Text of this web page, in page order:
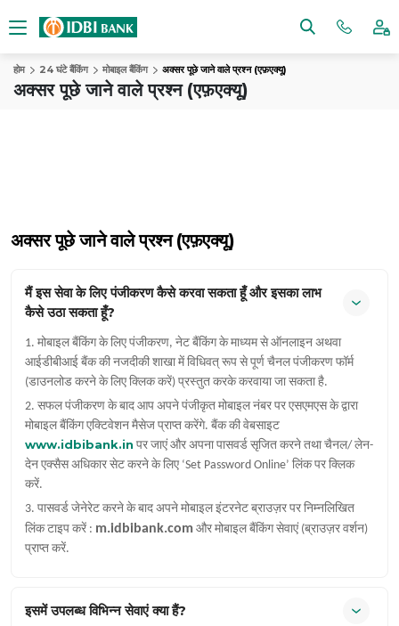
होम 24 घंटे बैंकिंग मोबाइल बैंकिंग अक्सर पूछे जाने वाले प्रश्न (एफ़एक्यू)
अक्सर पूछे जाने वाले प्रश्न (एफ़एक्यू)
अक्सर पूछे जाने वाले प्रश्न (एफ़एक्यू)
मैं इस सेवा के लिए पंजीकरण कैसे करवा सकता हूँ और इसका लाभ
कैसे उठा सकता हूँ?
1. मोबाइल बैंकिंग के लिए पंजीकरण, नेट बैंकिंग के माध्यम से ऑनलाइन अथवा
आईडीबीआई बैंक की नजदीकी शाखा में विधिवत् रूप से पूर्ण चैनल पंजीकरण फॉर्म
(डाउनलोड करने के लिए क्लिक करें) प्रस्तुत करके करवाया जा सकता है.
2. सफल पंजीकरण के बाद आप अपने पंजीकृत मोबाइल नंबर पर एसएमएस के द्वारा
मोबाइल बैंकिंग एक्टिवेशन मैसेज प्राप्त करेंगे. बैंक की वेबसाइट
www.idbibank.in पर जाएं और अपना पासवर्ड सृजित करने तथा चैनल/ लेन-
देन एक्सैस अधिकार सेट करने के लिए ‘Set Password Online’ लिंक पर क्लिक
करें.
3. पासवर्ड जेनेरेट करने के बाद अपने मोबाइल इंटरनेट ब्राउज़र पर निम्नलिखित
लिंक टाइप करें : m.idbibank.com और मोबाइल बैंकिंग सेवाएं (ब्राउज़र वर्शन)
प्राप्त करें.
इसमें उपलब्ध विभिन्न सेवाएं क्या हैं?